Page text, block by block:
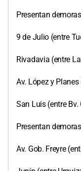
Presentan
9 de Julio (entre
Rivadavia (entre
Av. López y
San Luis (entre
Presentan
Av. Gob. Freyre